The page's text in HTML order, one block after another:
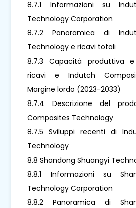
8.7.1 Informazioni su
Technology Corporation
8.7.2 Panoramica di
Technology e ricavi totali
8.7.3 Capacità produttiva
ricavi e Indutch
Margine lordo (2023-2033)
8.7.4 Descrizione del
Composites Technology
8.7.5 Sviluppi recenti di
Technology
8.8 Shandong Shuangyi
8.8.1 Informazioni su
Technology Corporation
8.8.2 Panoramica di